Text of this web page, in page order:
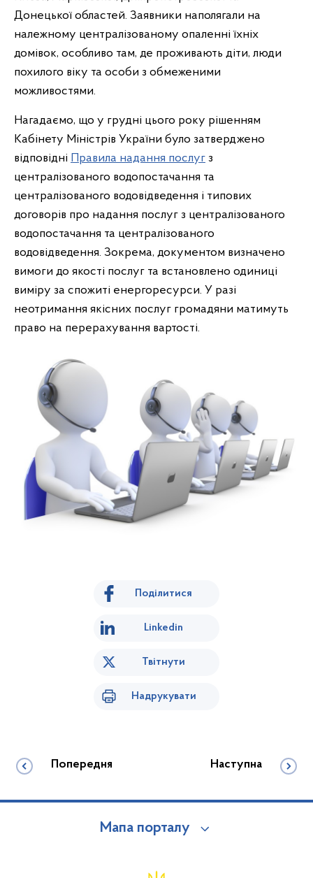
Донецької областей. Заявники наполягали на
належному централізованому опаленні їхніх
домівок, особливо там, де проживають діти, люди
похилого віку та особи з обмеженими
можливостями.
Нагадаємо, що у грудні цього року рішенням
Кабінету Міністрів України було затверджено
відповідні Правила надання послуг з
централізованого водопостачання та
централізованого водовідведення і типових
договорів про надання послуг з централізованого
водопостачання та централізованого
водовідведення. Зокрема, документом визначено
вимоги до якості послуг та встановлено одиниці
виміру за спожиті енергоресурси. У разі
неотримання якісних послуг громадяни матимуть
право на перерахування вартості.
Поділитися
Linkedin
Твітнути
Надрукувати
Попередня Наступна
Мапа порталу